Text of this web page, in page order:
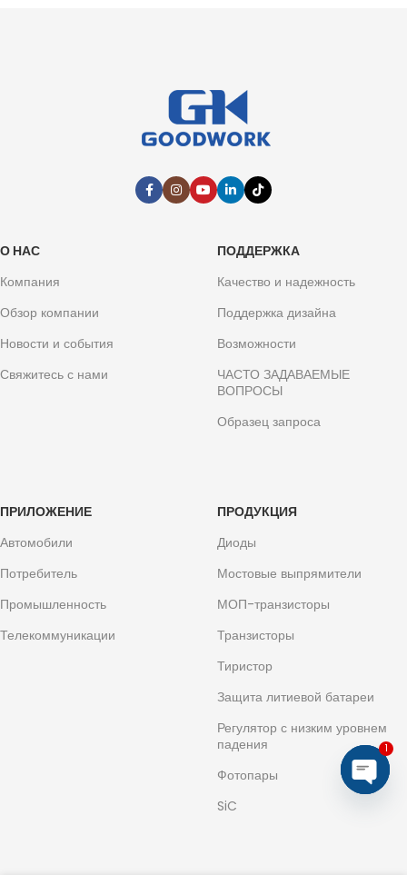
О НАС
Компания
Обзор компании
Новости и события
Свяжитесь с нами
ПОДДЕРЖКА
Качество и надежность
Поддержка дизайна
Возможности
ЧАСТО ЗАДАВАЕМЫЕ
ВОПРОСЫ
Образец запроса
ПРИЛОЖЕНИЕ
Автомобили
Потребитель
Промышленность
Телекоммуникации
ПРОДУКЦИЯ
Диоды
Мостовые выпрямители
МОП-транзисторы
Транзисторы
Тиристор
Защита литиевой батареи
Регулятор с низким уровнем
падения
Фотопары
SiC
1